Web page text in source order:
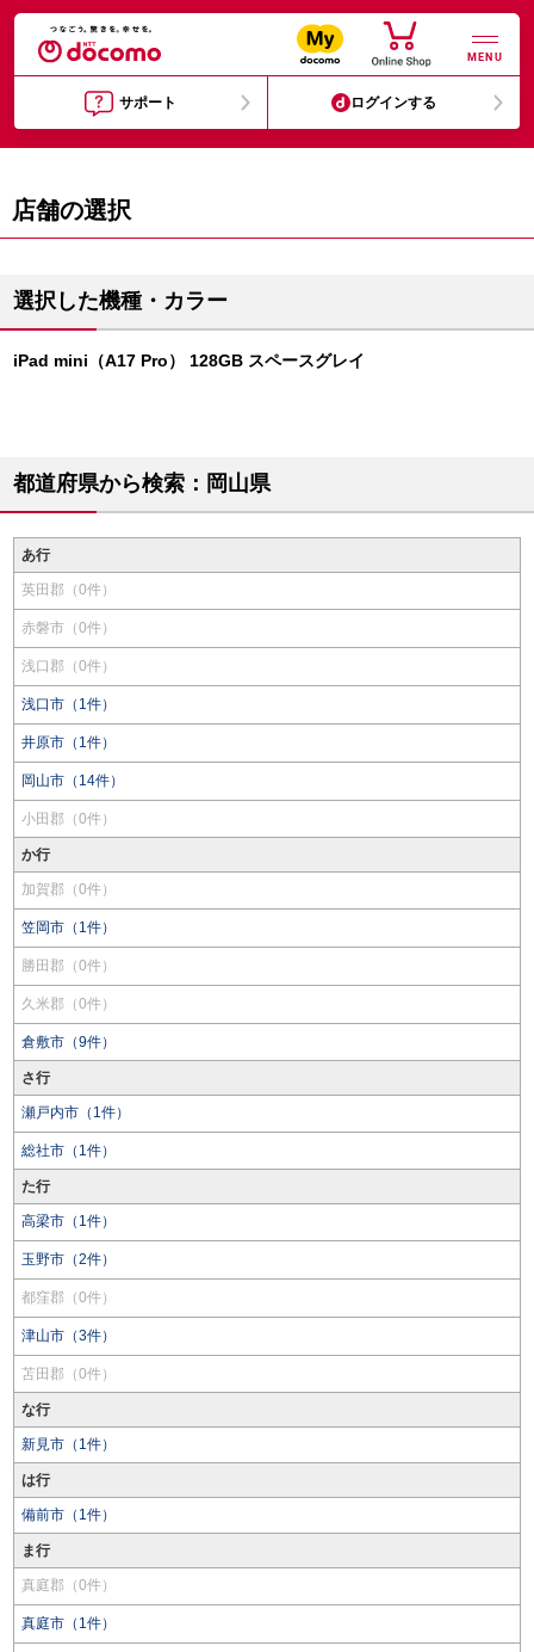
MENU
サポート ログインする
店舗の選択
選択した機種・カラー
iPad mini（A17 Pro） 128GB スペースグレイ
都道府県から検索：岡山県
あ行
英田郡（0件）
赤磐市（0件）
浅口郡（0件）
浅口市（1件）
井原市（1件）
岡山市（14件）
小田郡（0件）
か行
加賀郡（0件）
笠岡市（1件）
勝田郡（0件）
久米郡（0件）
倉敷市（9件）
さ行
瀬戸内市（1件）
総社市（1件）
た行
高梁市（1件）
玉野市（2件）
都窪郡（0件）
津山市（3件）
苫田郡（0件）
な行
新見市（1件）
は行
備前市（1件）
ま行
真庭郡（0件）
真庭市（1件）